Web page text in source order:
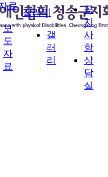
료
보
도
자
료
갤러리
갤
러
리
공
지
사
항
상
담
실